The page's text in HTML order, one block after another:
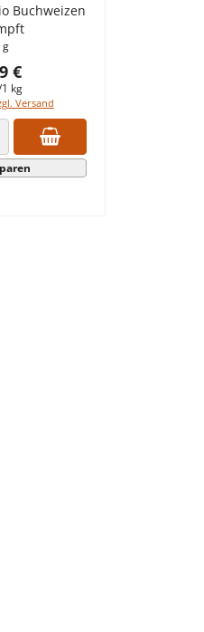
Buchweizen
g
€
kg
Versand
ERHÖHEN